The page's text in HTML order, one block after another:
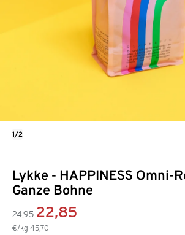
Lykke - HAPPINESS Omni-
Ganze Bohne
24,95 22,85
€/kg 45,70
1/2